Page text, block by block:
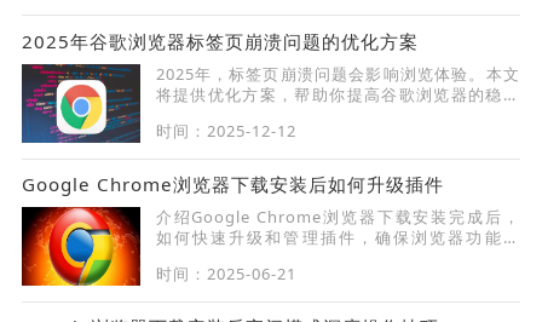
2025年谷歌浏览器标签页崩溃问题的优化方案
2025年，标签页崩溃问题会影响浏览体验。本文
将提供优化方案，帮助你提高谷歌浏览器的稳定
时间：2025-12-12
Google Chrome浏览器下载安装后如何升级插件
介绍Google Chrome浏览器下载安装完成后，
如何快速升级和管理插件，确保浏览器功能正
时间：2025-06-21